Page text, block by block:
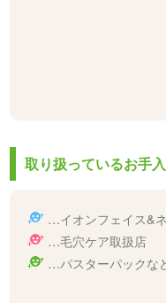
取り扱っているお手
…イオンフェイス&
…毛穴ケア取扱店
…パスターパックな